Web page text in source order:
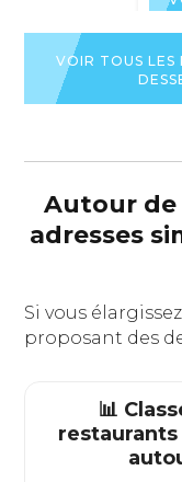
VOIR TOUS LES
Autour de
adresses
Si vous
proposant des
📊